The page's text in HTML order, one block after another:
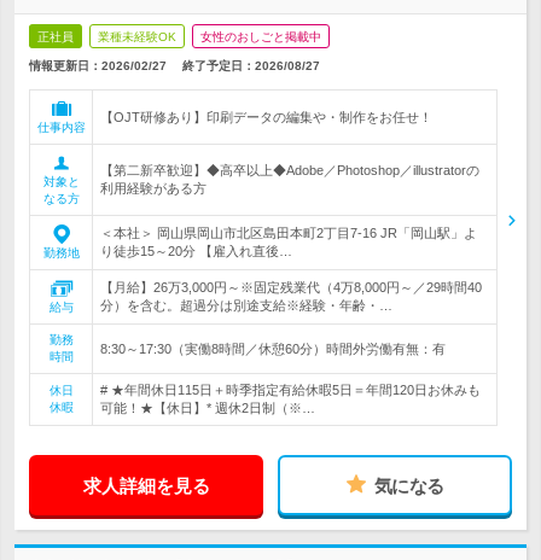
正社員 業種未経験OK 女性のおしごと掲載中
情報更新日：2026/02/27 終了予定日： 2026/08/27
仕事内容
【OJT研修あり】印刷データの編集や・制作をお任せ！
対象と
なる方
【第二新卒歓迎】◆高卒以上◆Adobe／Photoshop／illustratorの
利用経験がある方
勤務地
＜本社＞ 岡山県岡山市北区島田本町2丁目7-16 JR「岡山駅」よ
り徒歩15～20分 【雇入れ直後…
給与
【月給】26万3,000円～※固定残業代（4万8,000円～／29時間40
分）を含む。超過分は別途支給※経験・年齢・…
勤務
時間
8:30～17:30（実働8時間／休憩60分）時間外労働有無：有
休日
休暇
# ★年間休日115日＋時季指定有給休暇5日＝年間120日お休みも
可能！★【休日】* 週休2日制（※…
求人詳細を見る 気になる